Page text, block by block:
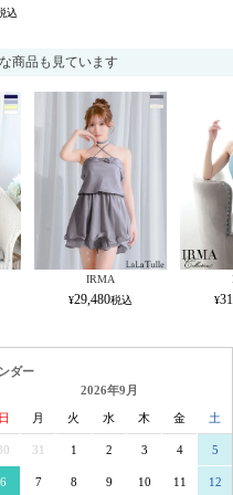
商品も見ています
IRMA
29,480
ダー
2026年9月
日 月 火 水 木 金 土
31 1 2 3 4 5
6 7 8 9 10 11 12